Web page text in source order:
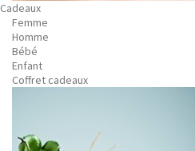
Cadeaux
Femme
Homme
Bébé
Enfant
Coffret cadeaux